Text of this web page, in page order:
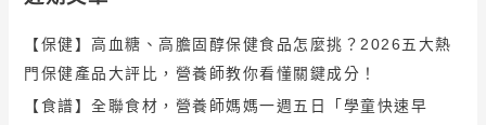
【保健】高血糖、高膽固醇保健食品怎麼挑？2026五大熱
門保健產品大評比，營養師教你看懂關鍵成分！
【食譜】全聯食材，營養師媽媽一週五日「學童快速早